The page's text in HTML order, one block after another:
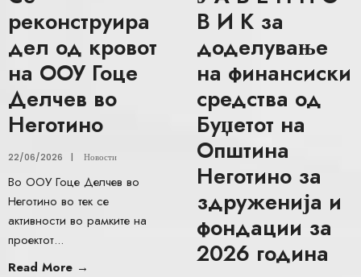
реконструира
дел од кровот
на ООУ Гоце
Делчев во
Неготино
22/06/2026 | Новости
Во ООУ Гоце Делчев во
Неготино во тек се
активности во рамките на
проектот...
Read More →
В И К за
доделување
на финансиски
средства од
Буџетот на
Општина
Неготино за
здруженија и
фондации за
2026 година